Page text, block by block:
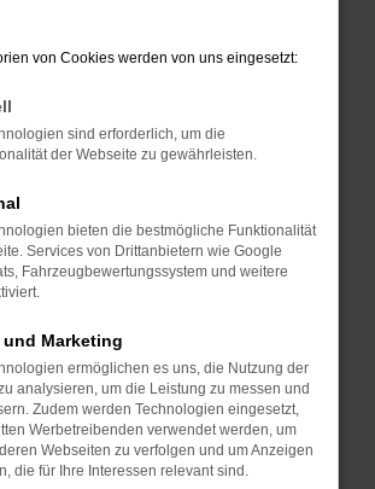
deine Firewall und deine
Webseiten, zum Beispiel deine
Browsererweiterungen.
wie Werbeblocker,
Funktioniert die Seite in einem
oder in einem privaten
Gerät neu.
zu beheben.
dass dein Browser und dein
auf dem neuesten Stand
Software birgt nicht nur ein
von Cookies werden von uns eingesetzt:
sind erforderlich, um die
der Webseite zu gewährleisten.
bieten die bestmögliche Funktionalität
Services von Drittanbietern wie Google
Fahrzeugbewertungssystem und weitere
Marketing
ermöglichen es uns, die Nutzung der
analysieren, um die Leistung zu messen und
Zudem werden Technologien eingesetzt,
Werbetreibenden verwendet werden, um
Webseiten zu verfolgen und um Anzeigen
die für Ihre Interessen relevant sind.